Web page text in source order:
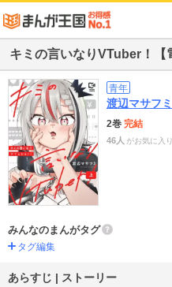
キミの言いなりVTuber！【
青年
渡辺マサフミ
2巻 完結
46人 がお気に入
みんなのまんがタグ
タグ編集
あらすじ | ストーリー